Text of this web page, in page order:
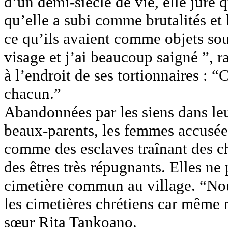
qu’elle a subi comme brutalités et
ce qu’ils avaient comme objets
visage et j’ai beaucoup saigné ”,
à l’endroit de ses tortionnaires :
chacun.”
Abandonnées par les siens dans
beaux-parents, les femmes
comme des esclaves traînant des
des êtres très répugnants. Elles
cimetière commun au village.
les cimetières chrétiens car
sœur Rita Tankoano.